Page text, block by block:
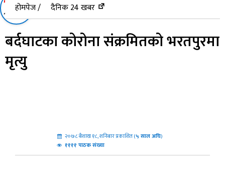
होमपेज / दैनिक 24 खबर
बर्दघाटका कोरोना संक्रमितको भरतपुरमा
मृत्यु
२०७८ बैशाख १८, शनिबार प्रकाशित (५ साल अघि)
११११ पाठक संख्या